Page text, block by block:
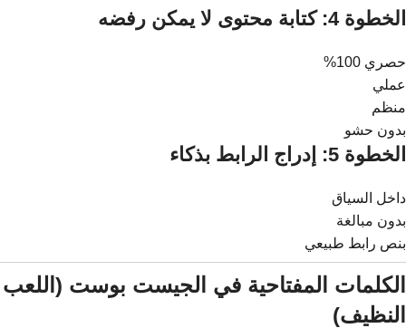
الخطوة 4: كتابة محتوى لا يمكن رفضه
حصري 100%
عملي
منظم
بدون حشو
الخطوة 5: إدراج الرابط بذكاء
داخل السياق
بدون مبالغة
بنص رابط طبيعي
الكلمات المفتاحية في الجيست بوست (اللعب
النظيف)